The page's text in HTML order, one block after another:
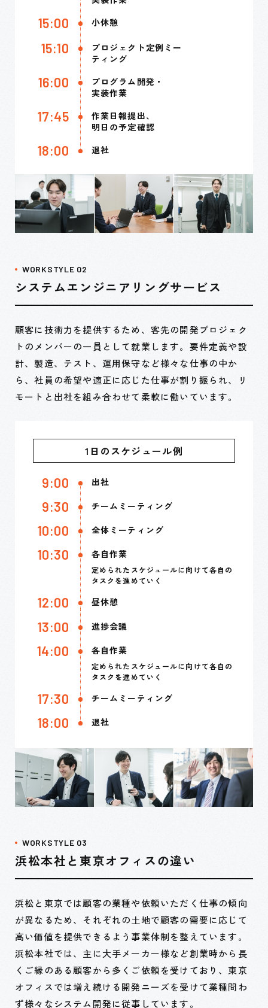
15:00 小休憩
15:10
プロジェクト定例ミー
ティング
16:00
プログラム開発・
実装作業
17:45
作業日報提出、
明日の予定確認
18:00 退社
WORKSTYLE 02
システムエンジニアリングサービス
顧客に技術力を提供するため、客先の開発プロジェク
トのメンバーの一員として就業します。要件定義や設
計、製造、テスト、運用保守など様々な仕事の中か
ら、社員の希望や適正に応じた仕事が割り振られ、リ
モートと出社を組み合わせて柔軟に働いています。
1日のスケジュール例
9:00 出社
9:30 チームミーティング
10:00 全体ミーティング
10:30 各自作業
定められたスケジュールに向けて各自の
タスクを進めていく
12:00 昼休憩
13:00 進捗会議
14:00 各自作業
定められたスケジュールに向けて各自の
タスクを進めていく
17:30 チームミーティング
18:00 退社
WORKSTYLE 03
浜松本社と東京オフィスの違い
浜松と東京では顧客の業種や依頼いただく仕事の傾向
が異なるため、それぞれの土地で顧客の需要に応じて
高い価値を提供できるよう事業体制を整えています。
浜松本社では、主に大手メーカー様など創業時から長
くご縁のある顧客から多くご依頼を受けており、東京
オフィスでは増え続ける開発ニーズを受けて業種問わ
ず様々なシステム開発に従事しています。